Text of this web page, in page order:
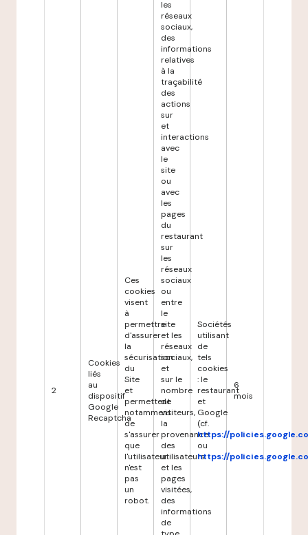
2
Cookies
liés
au
dispositif
Google
Recaptcha
Ces
cookies
visent
à
permettre
d'assurer
la
sécurisation
du
Site
et
permettent
notamment
de
s'assurer
que
l'utilisateur
n'est
pas
un
robot.
les
réseaux
sociaux,
des
informations
relatives
à la
traçabilité
des
actions
sur
et
interactions
avec
le
site
ou
avec
les
pages
du
restaurant
sur
les
réseaux
sociaux
ou
entre
le
site
et les
réseaux
sociaux,
et
sur le
nombre
de
visiteurs,
la
provenance
des
utilisateurs
et les
pages
visitées,
des
informations
de
Sociétés
utilisant
de
tels
cookies
: le
restaurant
et
Google
(cf.
https://
ou
https://
6
mois